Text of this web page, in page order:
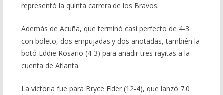
representó la quinta carrera de los Bravos.
Además de Acuña, que terminó casi perfecto de 4-3
con boleto, dos empujadas y dos anotadas, también la
botó Eddie Rosario (4-3) para añadir tres rayitas a la
cuenta de Atlanta.
La victoria fue para Bryce Elder (12-4), que lanzó 7.0